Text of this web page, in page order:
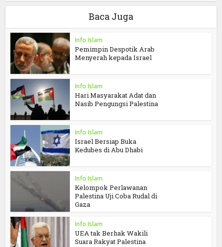
Baca Juga
Info Islam
Pemimpin Despotik Arab
Menyerah kepada Israel
Info Islam
Hari Masyarakat Adat dan
Nasib Pengungsi Palestina
Info Islam
Israel Bersiap Buka
Kedubes di Abu Dhabi
Info Islam
Kelompok Perlawanan
Palestina Uji Coba Rudal di
Gaza
Info Islam
UEA tak Berhak Wakili
Suara Rakyat Palestina